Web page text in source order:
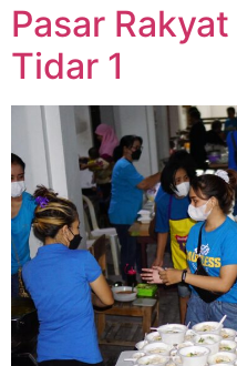
Pasar
Tidar 1